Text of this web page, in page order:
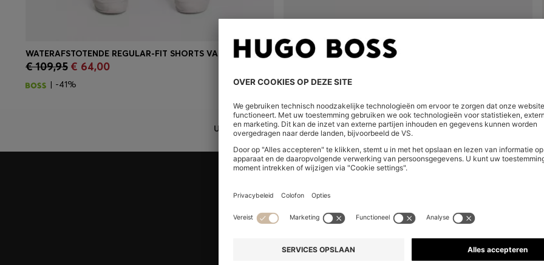
Snel shoppen(Selecteer uw maat)
WATERAFSTOTENDE REGULAR-FIT SHORTS VAN SNELDROGEND TWILL
€ 109,95 € 64,00
| -41%
LOGOSNEAKERS MET DECORATIES VAN IMITATIESUÈDE
| -32%
U BENT HIER Shop Heren Highlights Bij
Meld u aan om exclusieve aanbiedingen en voordelen te ontgrendelen, alleen